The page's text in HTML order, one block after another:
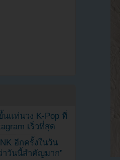
นแท่นวง K-Pop ที่
เร็วที่สุด
อีกครั้งในวัน
าวันนี้สำคัญมาก”